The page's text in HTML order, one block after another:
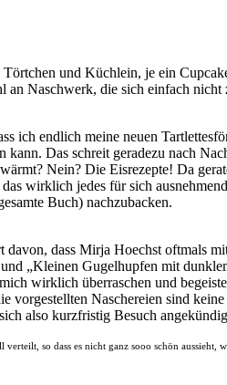
und Küchlein, je ein
an Naschwerk, die sich einfach
ich endlich meine neuen
Das schreit geradezu nach
Nein? Die Eisrezepte! Da
wirklich jedes für sich
Buch) nachzubacken.
dass Mirja Hoechst oftmals
„Kleinen Gugelhupfen mit
wirklich überraschen und
vorgestellten Naschereien sind
also kurzfristig Besuch
so dass es nicht ganz sooo schön